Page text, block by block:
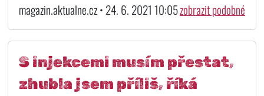
magazin.aktualne.cz • 24. 6. 2021 10:05zobrazit podobné
S injekcemi musím přestat,
zhubla jsem příliš, říká